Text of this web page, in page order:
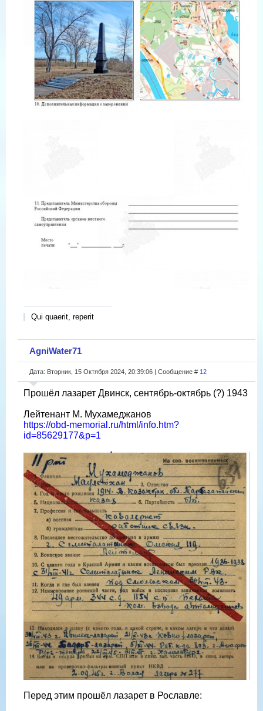
Qui quaerit, reperit
AgniWater71
Дата: Вторник, 15 Октября 2024, 20:39:06 | Сообщение # 12
Прошëл лазарет Двинск, сентябрь-октябрь (?) 1943
Лейтенант М. Мухамеджанов
https://obd-memorial.ru/html/info.htm?
id=85629177&p=1
Перед этим прошëл лазарет в Рославле: